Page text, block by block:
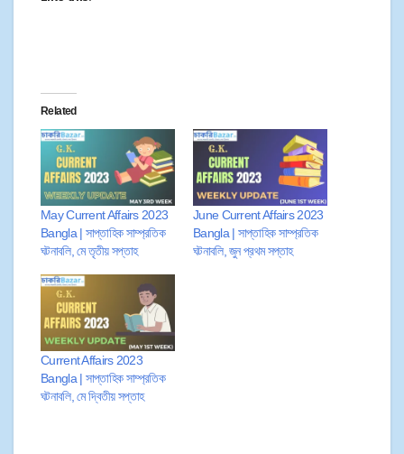
Related
May Current Affairs 2023
Bangla | সাপ্তাহিক সাম্প্রতিক
ঘটনাবলি, মে তৃতীয় সপ্তাহ
June Current Affairs 2023
Bangla | সাপ্তাহিক সাম্প্রতিক
ঘটনাবলি, জুন প্রথম সপ্তাহ
Current Affairs 2023
Bangla | সাপ্তাহিক সাম্প্রতিক
ঘটনাবলি, মে দ্বিতীয় সপ্তাহ